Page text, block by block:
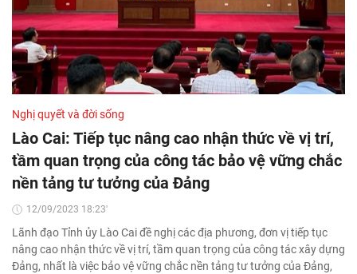
Nghị quyết và đời sống
Lào Cai: Tiếp tục nâng cao nhận thức về vị trí,
tầm quan trọng của công tác bảo vệ vững chắc
nền tảng tư tưởng của Đảng
12/09/2023 18:23'
Lãnh đạo Tỉnh ủy Lào Cai đề nghị các địa phương, đơn vị tiếp tục
nâng cao nhận thức về vị trí, tầm quan trọng của công tác xây dựng
Đảng, nhất là việc bảo vệ vững chắc nền tảng tư tưởng của Đảng,